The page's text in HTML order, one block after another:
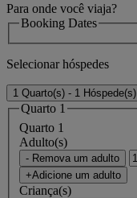
Para onde você viaja?
Booking Dates
Selecionar hóspedes
1 Quarto(s) - 1 Hóspede(s)
Quarto 1
Quarto 1
Adulto(s)
- Remova um adulto
+Adicione um adulto
Criança(s)